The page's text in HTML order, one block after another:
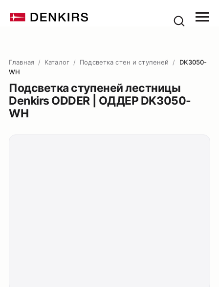
Главная / Каталог / Подсветка стен и ступеней /
DK3050-
WH
Подсветка ступеней лестницы
Denkirs ODDER | ОДДЕР DK3050-
WH